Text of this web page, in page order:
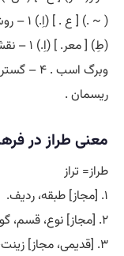
( ~ .) [ ع . ] (اِ.) ۱ – روش . ۲ – طبقه ، نوع .
ریسمان .
معنی طراز در
طراز= تراز
۱. [مجاز] طبقه، ردیف.
۲. [مجاز] نوع، قسم، گونه.
۳. [قدیمی، مجاز] زینت، آرایش.